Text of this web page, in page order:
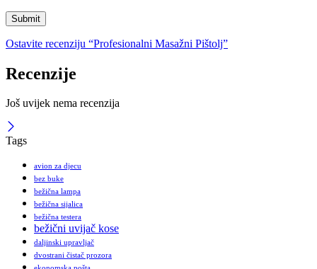
Ostavite recenziju “Profesionalni Masažni Pištolj”
Recenzije
Još uvijek nema recenzija
Tags
avion za djecu
bez buke
bežična lampa
bežična sijalica
bežična testera
bežični uvijač kose
daljinski upravljač
dvostrani čistač prozora